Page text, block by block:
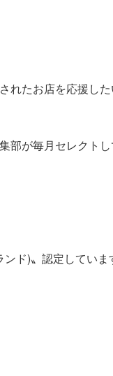
れたお店を応援し
が毎月セレクトし
ド)〟認定していま